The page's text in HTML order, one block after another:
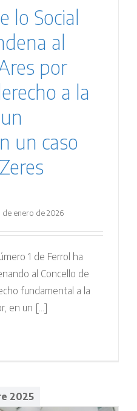
lo Social
al
por
a la
un caso
de enero de 2026
1 de Ferrol ha
al Concello de
fundamental a la
en un [...]
2025